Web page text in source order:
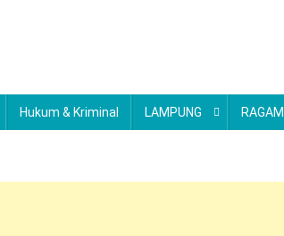
Hukum & Kriminal LAMPUNG RAGAM